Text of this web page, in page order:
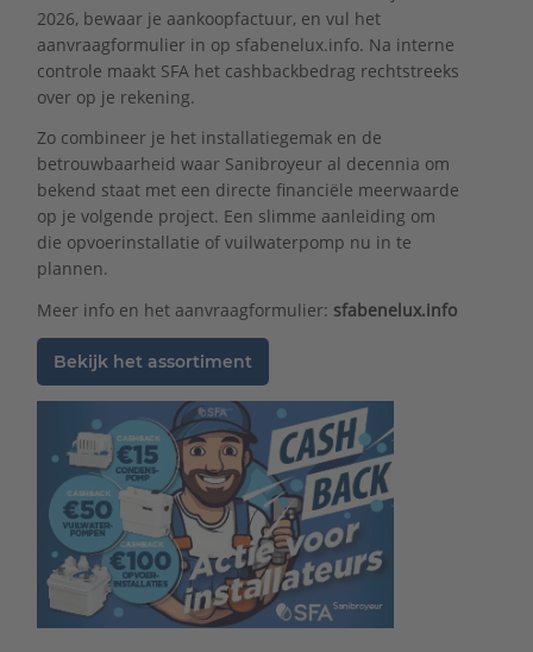
2026, bewaar je aankoopfactuur, en vul het
aanvraagformulier in op sfabenelux.info. Na interne
controle maakt SFA het cashbackbedrag rechtstreeks
over op je rekening.
Zo combineer je het installatiegemak en de
betrouwbaarheid waar Sanibroyeur al decennia om
bekend staat met een directe financiële meerwaarde
op je volgende project. Een slimme aanleiding om
die opvoerinstallatie of vuilwaterpomp nu in te
plannen.
Meer info en het aanvraagformulier: sfabenelux.info
Bekijk het assortiment